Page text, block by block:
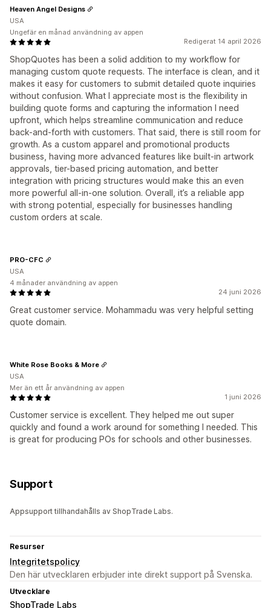
Redigerat 14 april 2026
ShopQuotes has been a solid addition to my workflow for
managing custom quote requests. The interface is clean, and it
makes it easy for customers to submit detailed quote inquiries
without confusion. What I appreciate most is the flexibility in
building quote forms and capturing the information I need
upfront, which helps streamline communication and reduce
back-and-forth with customers. That said, there is still room for
growth. As a custom apparel and promotional products
business, having more advanced features like built-in artwork
approvals, tier-based pricing automation, and better
integration with pricing structures would make this an even
more powerful all-in-one solution. Overall, it’s a reliable app
with strong potential, especially for businesses handling
custom orders at scale.
Heaven Angel Designs
USA
Ungefär en månad användning av appen
24 juni 2026
Great customer service. Mohammadu was very helpful setting
quote domain.
PRO-CFC
USA
4 månader användning av appen
1 juni 2026
Customer service is excellent. They helped me out super
quickly and found a work around for something I needed. This
is great for producing POs for schools and other businesses.
White Rose Books & More
USA
Mer än ett år användning av appen
Support
Appsupport tillhandahålls av ShopTrade Labs.
Resurser
Integritetspolicy
Den här utvecklaren erbjuder inte direkt support på Svenska.
Utvecklare
ShopTrade Labs